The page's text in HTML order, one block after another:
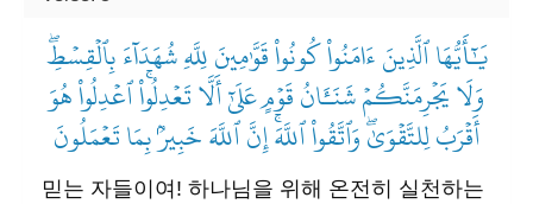
يَٰٓأَيُّهَا ٱلَّذِينَ ءَامَنُواْ كُونُواْ قَوَّٰمِينَ لِلَّهِ شُهَدَآءَ بِٱلۡقِسۡطِۖ
وَلَا يَجۡرِمَنَّكُمۡ شَنَـَٔانُ قَوۡمٍ عَلَىٰٓ أَلَّا تَعۡدِلُواْۚ ٱعۡدِلُواْ هُوَ
أَقۡرَبُ لِلتَّقۡوَىٰۖ وَٱتَّقُواْ ٱللَّهَۚ إِنَّ ٱللَّهَ خَبِيرُۢ بِمَا تَعۡمَلُونَ
​믿는 자들이여! 하나님을 위해 온전히 실천하는